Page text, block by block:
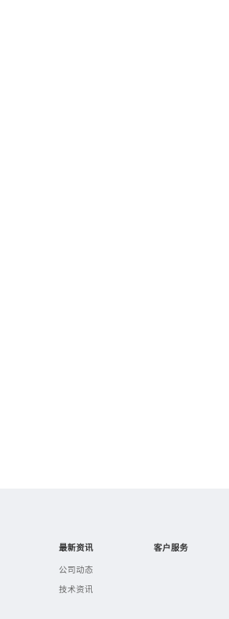
最新资讯
公司动态
技术资讯
客户服务